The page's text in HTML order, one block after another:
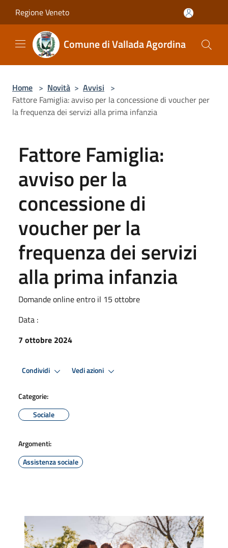
Regione Veneto
Comune di Vallada Agordina
Home > Novità > Avvisi >
Fattore Famiglia: avviso per la concessione di voucher per
la frequenza dei servizi alla prima infanzia
Fattore Famiglia:
avviso per la
concessione di
voucher per la
frequenza dei servizi
alla prima infanzia
Domande online entro il 15 ottobre
Data :
7 ottobre 2024
Condividi Vedi azioni
Categorie:
Sociale
Argomenti:
Assistenza sociale